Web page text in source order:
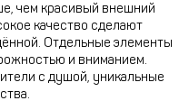
чем красивый внешний
качество сделают
Отдельные элементы
и вниманием.
с душой, уникальные